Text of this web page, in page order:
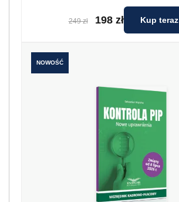
249 zł 198 zł Kup teraz
NOWOŚĆ